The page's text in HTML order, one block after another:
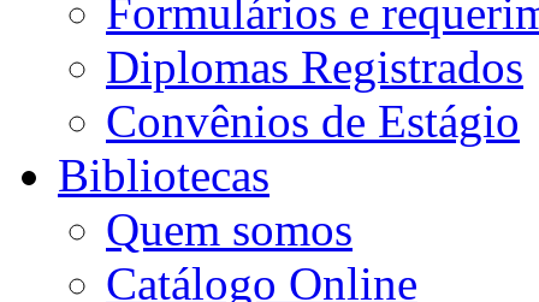
Formulários e
Diplomas Registrados
Convênios de Estágio
Bibliotecas
Quem somos
Catálogo Online